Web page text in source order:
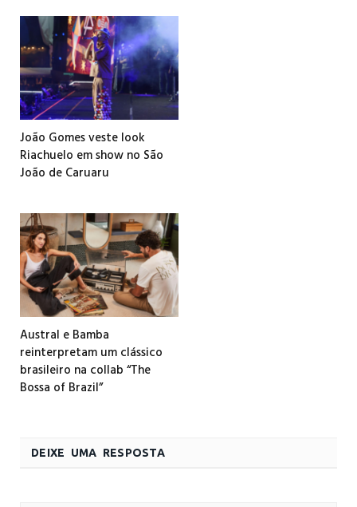
João Gomes veste look
Riachuelo em show no São
João de Caruaru
Austral e Bamba
reinterpretam um clássico
brasileiro na collab “The
Bossa of Brazil”
DEIXE UMA RESPOSTA